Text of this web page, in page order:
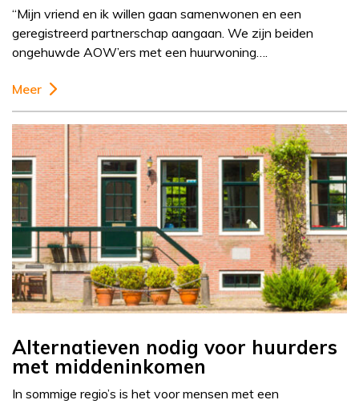
“Mijn vriend en ik willen gaan samenwonen en een
geregistreerd partnerschap aangaan. We zijn beiden
ongehuwde AOW’ers met een huurwoning….
Meer
Alternatieven nodig voor huurders
met middeninkomen
In sommige regio’s is het voor mensen met een